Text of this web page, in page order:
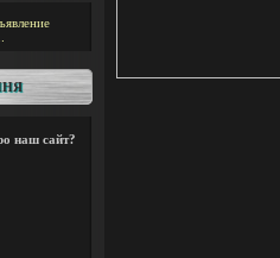
наш сайт?